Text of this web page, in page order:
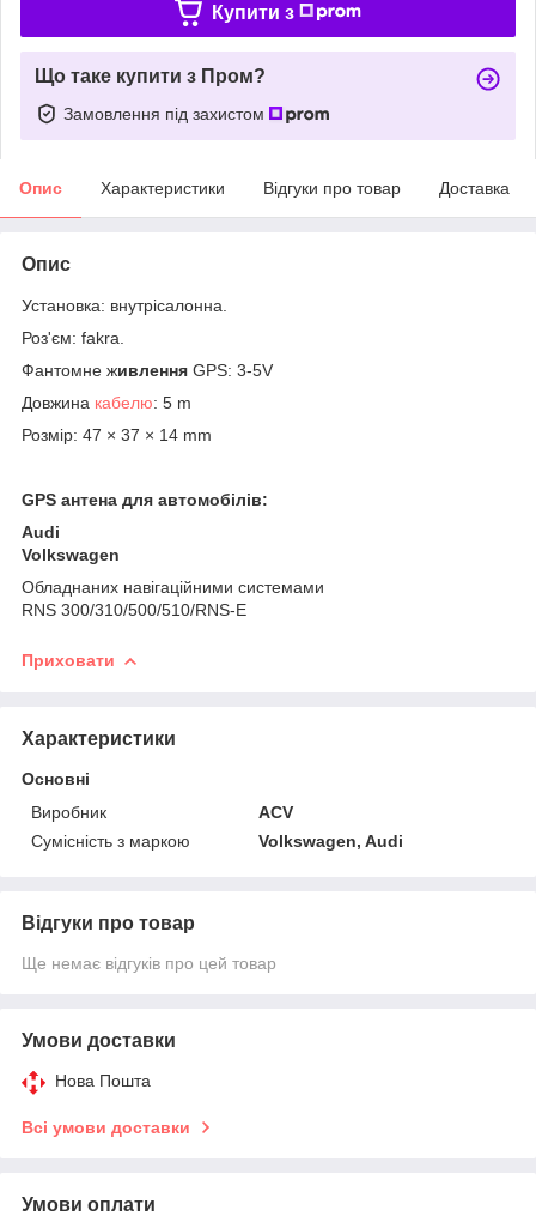
Купити з
Що таке купити з Пром?
Замовлення під захистом
Опис Характеристики Відгуки про товар Доставка
Опис
Установка: внутрісалонна.
Роз'єм: fakra.
Фантомне живлення GPS: 3-5V
Довжина кабелю: 5 m
Розмір: 47 × 37 × 14 mm
GPS антена для автомобілів:
Audi
Volkswagen
Обладнаних навігаційними системами
RNS 300/310/500/510/RNS-E
Приховати
Характеристики
Основні
Виробник
ACV
Сумісність з маркою
Volkswagen, Audi
Відгуки про товар
Ще немає відгуків про цей товар
Умови доставки
Нова Пошта
Всі умови доставки
Умови оплати